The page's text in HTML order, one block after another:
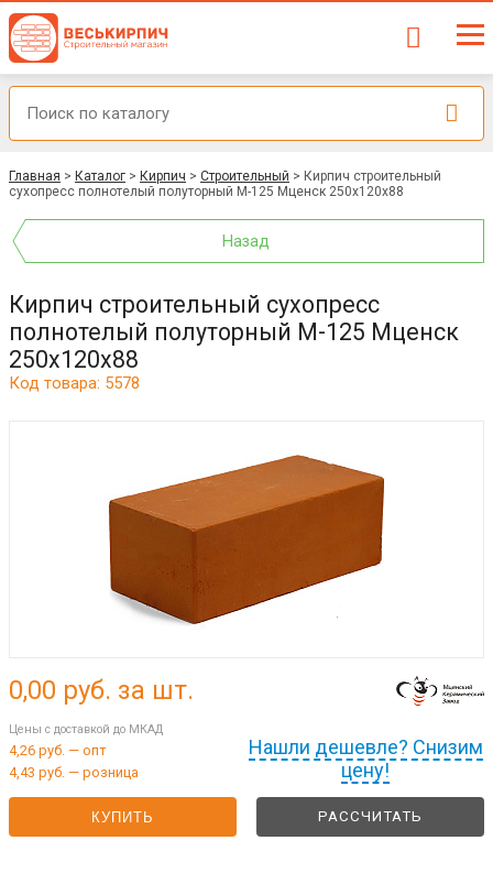
Главная > Каталог > Кирпич > Строительный > Кирпич строительный
сухопресс полнотелый полуторный М-125 Мценск 250x120x88
Назад
Кирпич строительный сухопресс
полнотелый полуторный М-125 Мценск
250x120x88
Код товара: 5578
Нашли дешевле? Снизим
цену!
0,00 руб. за шт.
Цены с доставкой до МКАД
4,26 руб. — опт
4,43 руб. — розница
КУПИТЬ РАССЧИТАТЬ